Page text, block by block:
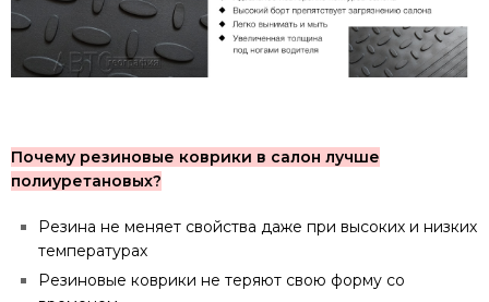
Почему резиновые коврики в салон лучше
полиуретановых?
Резина не меняет свойства даже при высоких и низких
температурах
Резиновые коврики не теряют свою форму со